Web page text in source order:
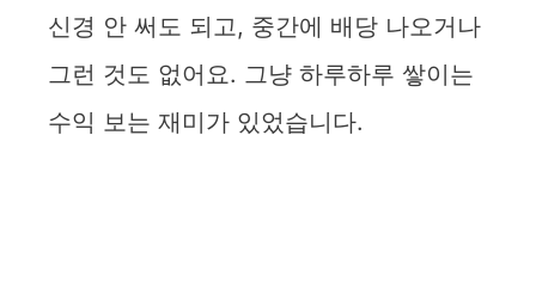
신경 안 써도 되고, 중간에 배당 나오거나
그런 것도 없어요. 그냥 하루하루 쌓이는
수익 보는 재미가 있었습니다.